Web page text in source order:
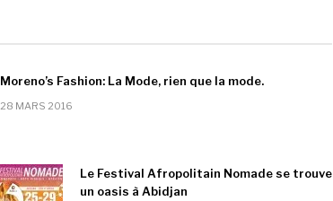
Moreno’s Fashion: La Mode, rien que la mode.
28 MARS 2016
Le Festival Afropolitain Nomade se trouve
un oasis à Abidjan